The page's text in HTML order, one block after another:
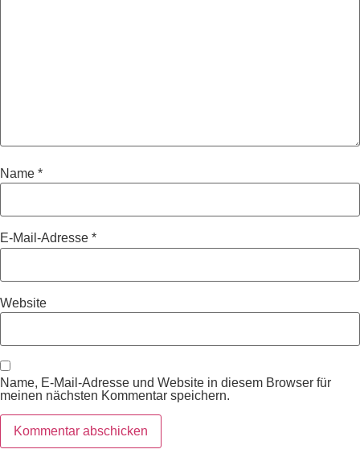
Name *
E-Mail-Adresse *
Website
Name, E-Mail-Adresse und Website in diesem Browser für
meinen nächsten Kommentar speichern.